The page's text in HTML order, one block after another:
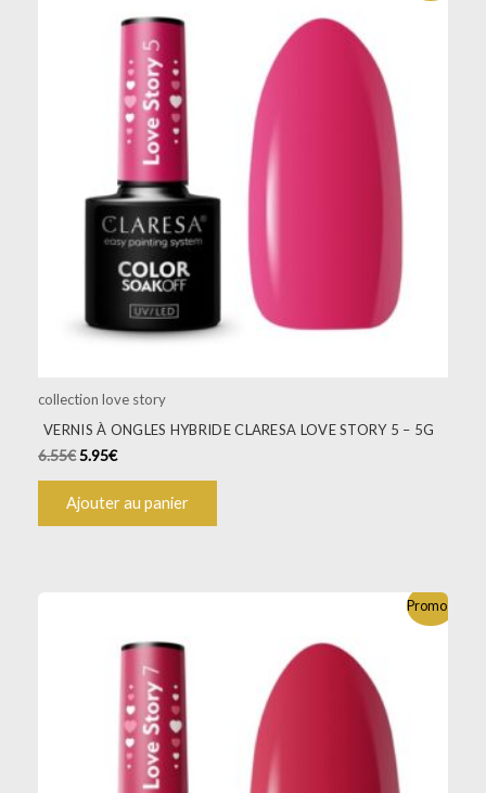
collection love story
VERNIS À ONGLES HYBRIDE CLARESA LOVE STORY 5 – 5G
6.55€5.95€
Ajouter au panier
Promo !